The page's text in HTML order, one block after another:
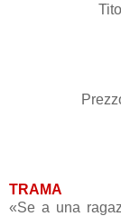
TRAMA
«Se a una